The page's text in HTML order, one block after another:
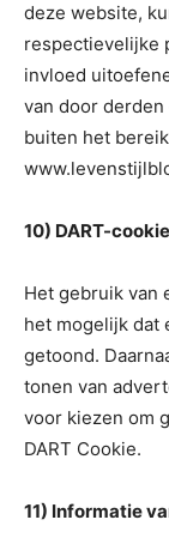
deze website,
respectievelijke
invloed
van door
buiten het
10) DART-
Het gebruik van
het mogelijk dat
getoond.
tonen van
voor kiezen om
DART Cookie.
11) Informatie